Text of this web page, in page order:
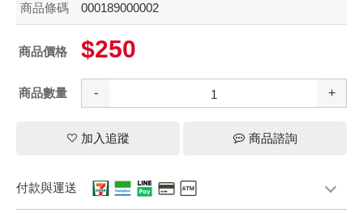
商品條碼 000189000002
商品價格 $250
商品數量 - +
加入追蹤 商品諮詢
付款與運送